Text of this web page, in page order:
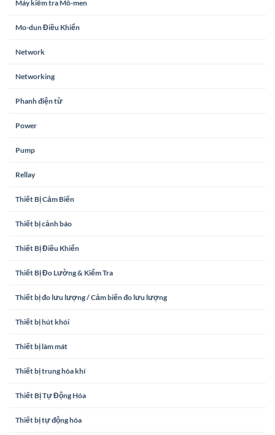
Máy kiểm tra Mô-men
Mo-dun Điều Khiển
Network
Networking
Phanh điện từ
Power
Pump
Rellay
Thiết Bị Cảm Biến
Thiết bị cảnh báo
Thiết Bị Điều Khiển
Thiết Bị Đo Lường & Kiểm Tra
Thiết bị đo lưu lượng / Cảm biến đo lưu lượng
Thiết bị hút khói
Thiết bị làm mát
Thiết bị trung hòa khí
Thiết Bị Tự Động Hóa
Thiết bị tự động hóa